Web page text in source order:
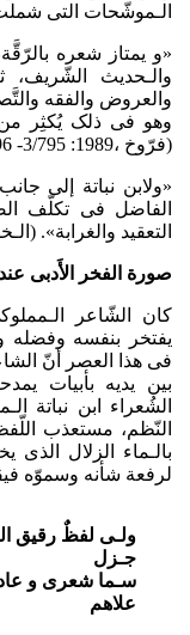
الـموشّحات التی شملت
«و یمتاز شعره
والـحدیث
والعروض والفقه
وهو فی ذلک یُکثِر
(فرّوخ ،1989: 3/795- 796)
«ولابن نباتة إلی
الفاضل فی تکلّف
التعقید والغرابة». (الـخفاجی،
صورة الفخر الأَدبی
کان الشّاعر
یفتخر بنفسه وفضله
فی هذا العصر أنّ
بین یدیه بأبیات
الشُعراء ابن نباتة
النّظم، مستعذب
بالـماء الزلال
لرفعة شأنه وسموّه
ولـی لفظٌ رقیق
جـزل
سـما شعری و
علاهم